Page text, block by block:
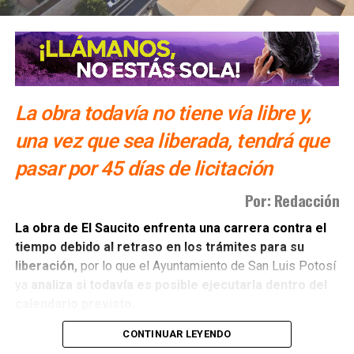
detectado vehículos con reportes de robo durante los
hallazgos de este tipo, aunque las revisiones continúan de
forma preventiva, incluida la verificación de unidades
vinculadas a objetivos criminales.
“La verdad es que esta feria está blindada en materia de
seguridad”, afirmó Torres Sánchez.
También lee:Fenapo cierra su primer fin de semana sin
La obra todavía no tiene vía libre y,
una vez que sea liberada, tendrá que
pasar por 45 días de licitación
Por: Redacción
La obra de El Saucito enfrenta una carrera contra el
tiempo debido al retraso en los trámites para su
liberación, por lo que el Ayuntamiento de San Luis Potosí
analiza si todavía es posible ejecutarla dentro del
Enrique Galindo Ceballosexplicó que, aunque
CONTINUAR LEYENDO